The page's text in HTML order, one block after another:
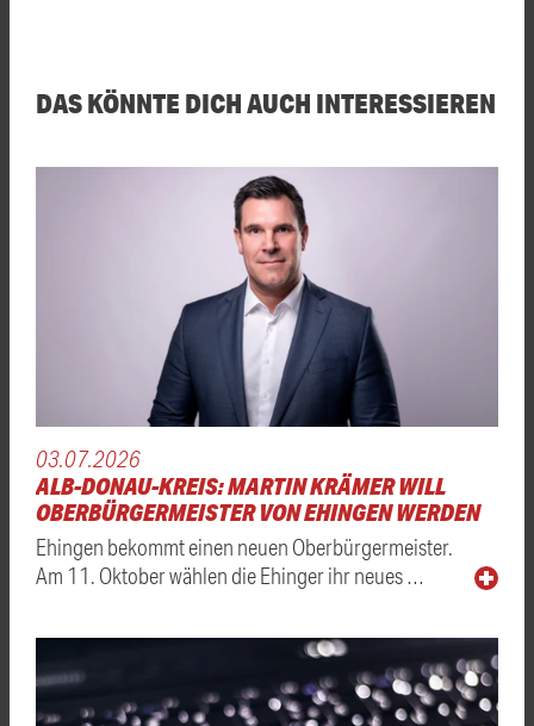
DAS KÖNNTE DICH AUCH INTERESSIEREN
03.07.2026
ALB-DONAU-KREIS: MARTIN KRÄMER WILL
OBERBÜRGERMEISTER VON EHINGEN WERDEN
Ehingen bekommt einen neuen Oberbürgermeister.
Am 11. Oktober wählen die Ehinger ihr neues …